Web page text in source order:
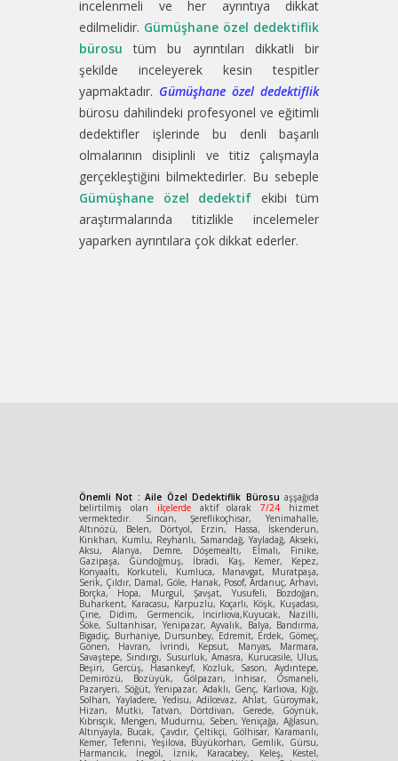
incelenmeli ve her ayrıntıya dikkat
edilmelidir. Gümüşhane özel dedektiflik
bürosu tüm bu ayrıntıları dikkatli bir
şekilde inceleyerek kesin tespitler
yapmaktadır. Gümüşhane özel dedektiflik
bürosu dahilindeki profesyonel ve eğitimli
dedektifler işlerinde bu denli başarılı
olmalarının disiplinli ve titiz çalışmayla
gerçekleştiğini bilmektedirler. Bu sebeple
Gümüşhane özel dedektif ekibi tüm
araştırmalarında titizlikle incelemeler
yaparken ayrıntılara çok dikkat ederler.
Önemli Not : Aile Özel Dedektiflik Bürosu aşşağıda
belirtilmiş olan ilçelerdeaktif olarak7/24 hizmet
vermektedir. Sincan, Şereflikoçhisar, Yenimahalle,
Altınözü, Belen, Dörtyol, Erzin, Hassa, İskenderun,
Kırıkhan, Kumlu, Reyhanlı, Samandağ, Yayladağ, Akseki,
Aksu, Alanya, Demre, Döşemealtı, Elmalı, Finike,
Gazipaşa, Gündoğmuş, İbradi, Kaş, Kemer, Kepez,
Konyaaltı, Korkuteli, Kumluca, Manavgat, Muratpaşa,
Serik, Çıldır, Damal, Göle, Hanak, Posof, Ardanuç, Arhavi,
Borçka, Hopa, Murgul, Şavşat, Yusufeli, Bozdoğan,
Buharkent, Karacasu, Karpuzlu, Koçarlı, Köşk, Kuşadası,
Çine, Didim, Germencik, İncirliova,Kuyucak, Nazilli,
Söke, Sultanhisar, Yenipazar, Ayvalık, Balya, Bandırma,
Bigadiç, Burhaniye, Dursunbey, Edremit, Erdek, Gömeç,
Gönen, Havran, İvrindi, Kepsut, Manyas, Marmara,
Savaştepe, Sındırgı, Susurluk, Amasra, Kurucasile, Ulus,
Beşiri, Gercüş, Hasankeyf, Kozluk, Sason, Aydıntepe,
Demirözü, Bozüyük, Gölpazarı, İnhisar, Osmaneli,
Pazaryeri, Söğüt, Yenipazar, Adaklı, Genç, Karlıova, Kığı,
Solhan, Yayladere, Yedisu, Adilcevaz, Ahlat, Güroymak,
Hizan, Mutki, Tatvan, Dörtdivan, Gerede, Göynük,
Kıbrısçık, Mengen, Mudurnu, Seben, Yeniçağa, Ağlasun,
Altınyayla, Bucak, Çavdır, Çeltikçi, Gölhisar, Karamanlı,
Kemer, Tefenni, Yeşilova, Büyükorhan, Gemlik, Gürsu,
Harmancık, İnegöl, İznik, Karacabey, Keleş, Kestel,